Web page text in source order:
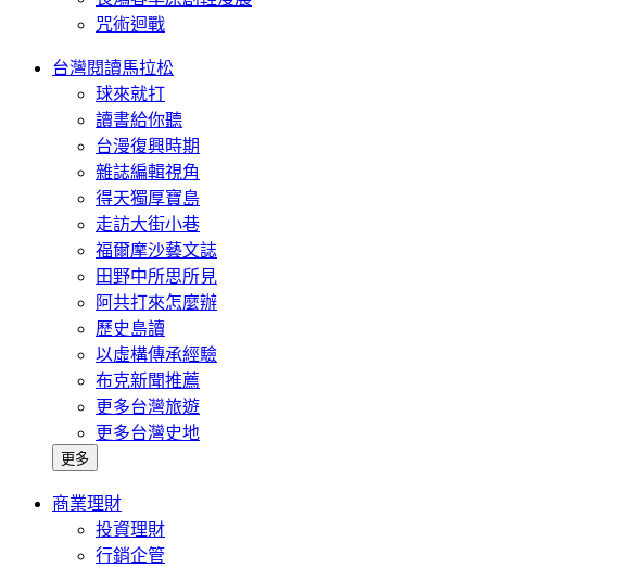
咒術迴戰
台灣閱讀馬拉松
球來就打
讀書給你聽
台漫復興時期
雜誌編輯視角
得天獨厚寶島
走訪大街小巷
福爾摩沙藝文誌
田野中所思所見
阿共打來怎麼辦
歷史島讀
以虛構傳承經驗
布克新聞推薦
更多台灣旅遊
更多台灣史地
更多
商業理財
投資理財
行銷企管